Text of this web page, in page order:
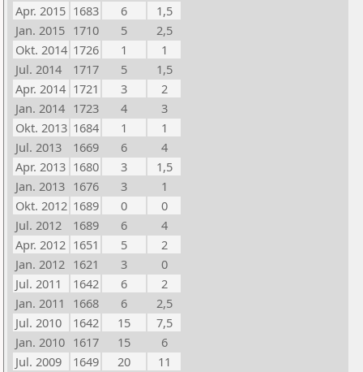
Apr. 2015 1683 6
1,5
Jan. 2015 1710 5
2,5
Okt. 2014 1726 1
1
Jul. 2014
1717 5
1,5
Apr. 2014 1721 3
2
Jan. 2014 1723 4
3
Okt. 2013 1684 1
1
Jul. 2013
1669 6
4
Apr. 2013 1680 3
1,5
Jan. 2013 1676 3
1
Okt. 2012 1689 0
0
Jul. 2012
1689 6
4
Apr. 2012 1651 5
2
Jan. 2012 1621 3
0
Jul. 2011
1642 6
2
Jan. 2011
1668 6
2,5
Jul. 2010
1642 15
7,5
Jan. 2010 1617 15
6
Jul. 2009
1649 20
11